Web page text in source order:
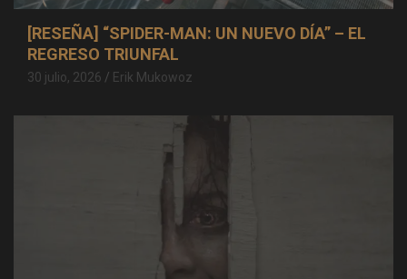
[RESEÑA] “SPIDER-MAN: UN NUEVO DÍA” – EL
REGRESO TRIUNFAL
30 julio, 2026 Erik Mukowoz